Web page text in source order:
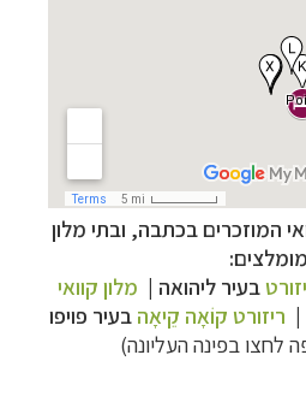
המוזכרים בכתבה, ובתי מלון
מומלצים:
בעיר ליהואה | מלון קוואי
| ריזורט קוֹאָה קֵיאָה בעיר פויפו
לחצו בפינה העליונה)